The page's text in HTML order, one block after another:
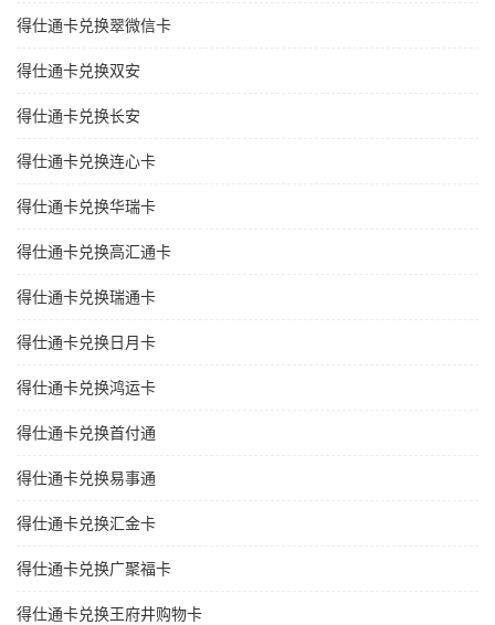
得仕通卡兑换翠微信卡
得仕通卡兑换双安
得仕通卡兑换长安
得仕通卡兑换连心卡
得仕通卡兑换华瑞卡
得仕通卡兑换高汇通卡
得仕通卡兑换瑞通卡
得仕通卡兑换日月卡
得仕通卡兑换鸿运卡
得仕通卡兑换首付通
得仕通卡兑换易事通
得仕通卡兑换汇金卡
得仕通卡兑换广聚福卡
得仕通卡兑换王府井购物卡